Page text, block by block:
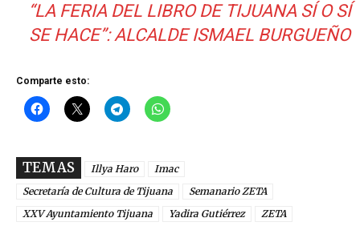
“LA FERIA DEL LIBRO DE TIJUANA SÍ O SÍ
SE HACE”: ALCALDE ISMAEL BURGUEÑO
Comparte esto:
TEMAS Illya Haro
Imac
Secretaría de Cultura de Tijuana
Semanario ZETA
XXV Ayuntamiento Tijuana
Yadira Gutiérrez ZETA